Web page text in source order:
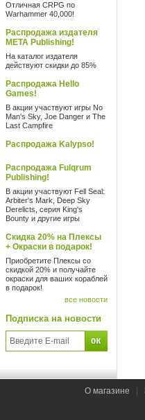
Отличная CRPG по
Warhammer 40,000!
Распродажа издателя
META Publishing!
На каталог издателя
действуют скидки до 85%
Распродажа Hello
Games!
В акции участвуют игры No
Man's Sky, Joe Danger и The
Last Campfire
Распродажа Kalypso!
Распродажа Fulqrum
Publishing!
В акции участвуют Fell Seal:
Arbiter's Mark, Deep Sky
Derelicts, серия King's
Bounty и другие игры
Скидка 20% на Плексы
+ Окраски в подарок!
Приобретите Плексы со
скидкой 20% и получайте
окраски для ваших кораблей
в подарок!
все новости
Подписка на новости
О магазине